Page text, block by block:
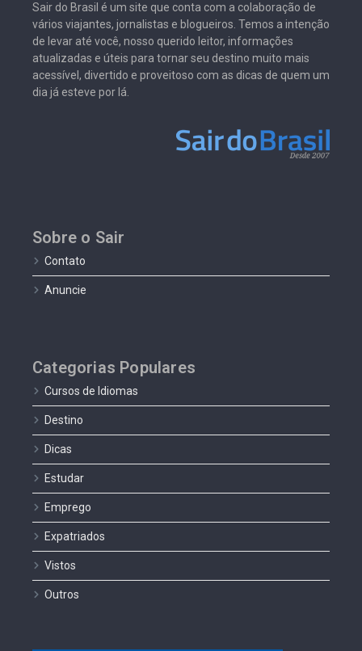
Sair do Brasil é um site que conta com a colaboração de
vários viajantes, jornalistas e blogueiros. Temos a intenção
de levar até você, nosso querido leitor, informações
atualizadas e úteis para tornar seu destino muito mais
acessível, divertido e proveitoso com as dicas de quem um
dia já esteve por lá.
Sobre o Sair
Contato
Anuncie
Categorias Populares
Cursos de Idiomas
Destino
Dicas
Estudar
Emprego
Expatriados
Vistos
Outros